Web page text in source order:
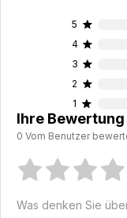
Ihre
0 Vom Benutzer
Was denken Sie
5
4
3
2
1